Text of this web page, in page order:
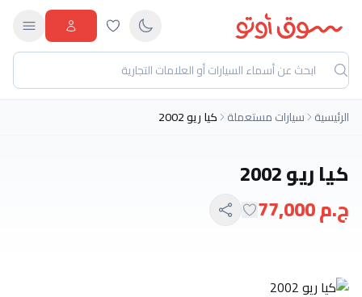
الرئيسية سيارات مستعملة كيا ريو 2002
كيا ريو 2002
ج.م 77,000